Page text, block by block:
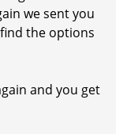
we sent you
the options
and you get